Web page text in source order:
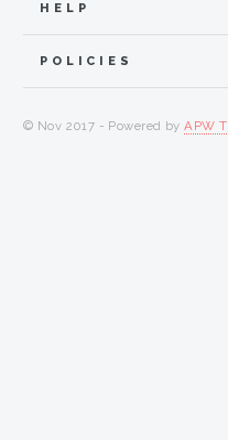
HELP
POLICIES
© Nov 2017 - Powered byAPW